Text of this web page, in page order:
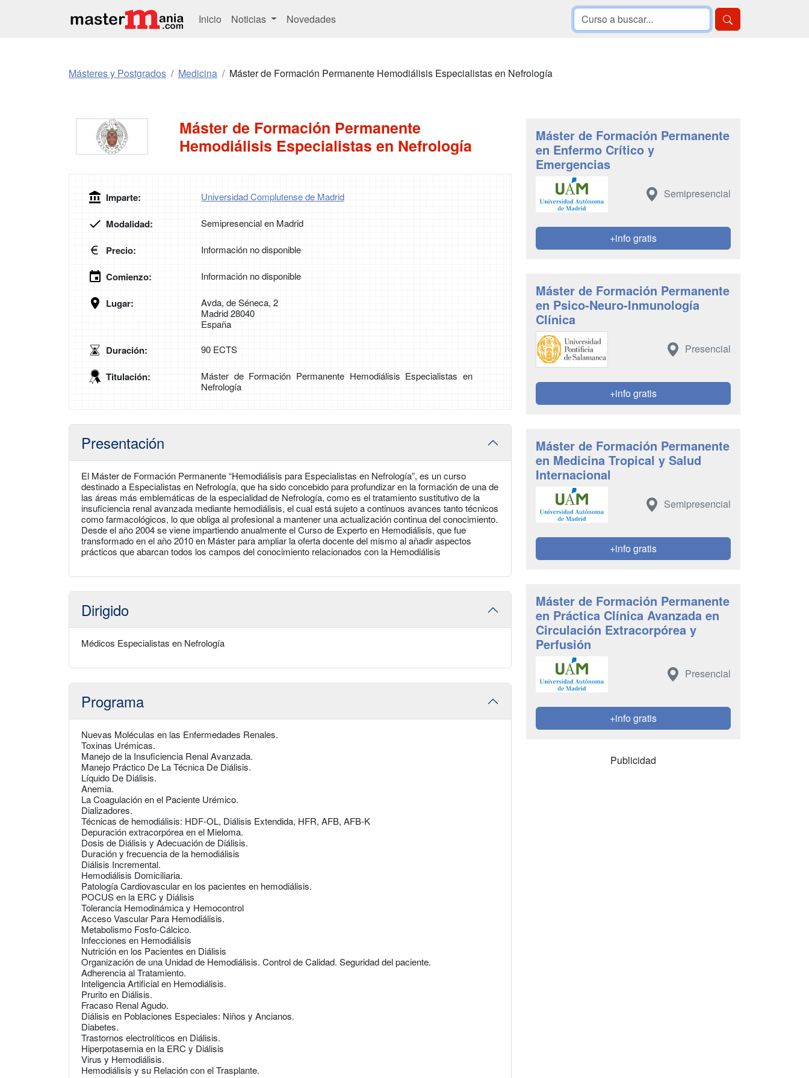
Inicio Noticias Novedades
Másteres y Postgrados Medicina Máster de Formación Permanente Hemodiálisis Especialistas en Nefrología
Máster de Formación Permanente
Hemodiálisis Especialistas en Nefrología
Imparte: Universidad Complutense de Madrid
Modalidad: Semipresencial en Madrid
Precio: Información no disponible
Comienzo: Información no disponible
Lugar:
Avda, de Séneca, 2
Madrid 28040
España
Duración: 90 ECTS
Titulación:
Máster de Formación Permanente Hemodiálisis Especialistas en
Nefrología
Presentación
El Máster de Formación Permanente “Hemodiálisis para Especialistas en Nefrología”, es un curso
destinado a Especialistas en Nefrología, que ha sido concebido para profundizar en la formación de una de
las áreas más emblemáticas de la especialidad de Nefrología, como es el tratamiento sustitutivo de la
insuficiencia renal avanzada mediante hemodiálisis, el cual está sujeto a continuos avances tanto técnicos
como farmacológicos, lo que obliga al profesional a mantener una actualización continua del conocimiento.
Desde el año 2004 se viene impartiendo anualmente el Curso de Experto en Hemodiálisis, que fue
transformado en el año 2010 en Máster para ampliar la oferta docente del mismo al añadir aspectos
prácticos que abarcan todos los campos del conocimiento relacionados con la Hemodiálisis
Dirigido
Médicos Especialistas en Nefrología
Programa
Nuevas Moléculas en las Enfermedades Renales.
Toxinas Urémicas.
Manejo de la Insuficiencia Renal Avanzada.
Manejo Práctico De La Técnica De Diálisis.
Líquido De Diálisis.
Anemia.
La Coagulación en el Paciente Urémico.
Dializadores.
Técnicas de hemodiálisis: HDF-OL, Diálisis Extendida, HFR, AFB, AFB-K
Depuración extracorpórea en el Mieloma.
Dosis de Diálisis y Adecuación de Diálisis.
Duración y frecuencia de la hemodiálisis
Diálisis Incremental.
Hemodiálisis Domiciliaria.
Patología Cardiovascular en los pacientes en hemodiálisis.
POCUS en la ERC y Diálisis
Tolerancia Hemodinámica y Hemocontrol
Acceso Vascular Para Hemodiálisis.
Metabolismo Fosfo-Cálcico.
Infecciones en Hemodiálisis
Nutrición en los Pacientes en Diálisis
Organización de una Unidad de Hemodiálisis. Control de Calidad. Seguridad del paciente.
Adherencia al Tratamiento.
Inteligencia Artificial en Hemodiálisis.
Prurito en Diálisis.
Fracaso Renal Agudo.
Diálisis en Poblaciones Especiales: Niños y Ancianos.
Diabetes.
Trastornos electrolíticos en Diálisis.
Hiperpotasemia en la ERC y Diálisis
Virus y Hemodiálisis.
Hemodiálisis y su Relación con el Trasplante.
Máster de Formación Permanente
en Enfermo Crítico y
Emergencias
Semipresencial
+info gratis
Máster de Formación Permanente
en Psico-Neuro-Inmunología
Clínica
Presencial
+info gratis
Máster de Formación Permanente
en Medicina Tropical y Salud
Internacional
Semipresencial
+info gratis
Máster de Formación Permanente
en Práctica Clínica Avanzada en
Circulación Extracorpórea y
Perfusión
Presencial
+info gratis
Publicidad